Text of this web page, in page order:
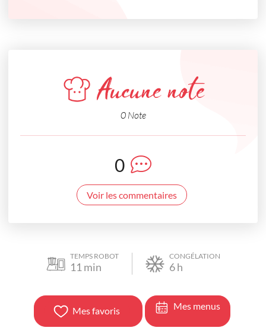
Aucune note
0 Note
0
Voir les commentaires
TEMPS ROBOT
11 min
CONGÉLATION
6h
Mes favoris Mes menus